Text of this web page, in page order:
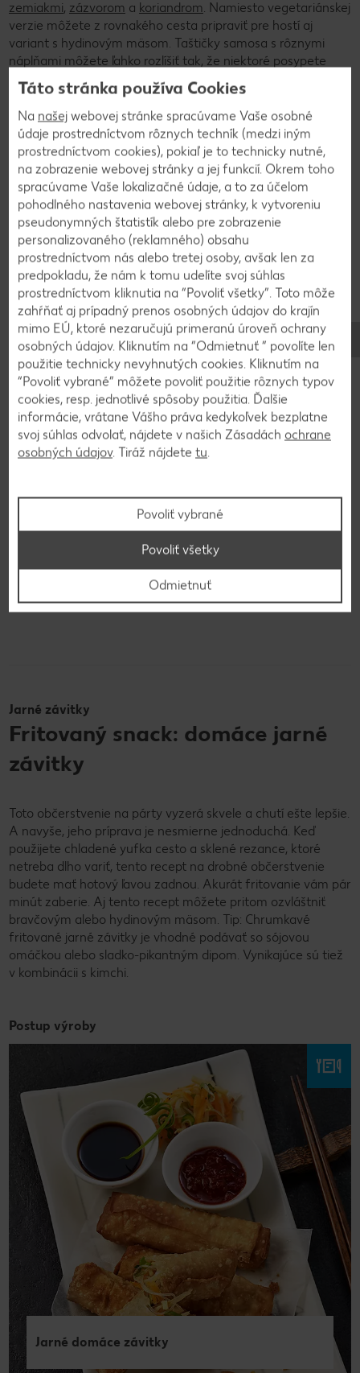
zemiakmi, zázvorom a koriandrom . Namiesto vegetariánskej
verzie môžete z rovnakého cesta pripraviť pre hostí aj
variant s hydinovým mäsom. Taštičky samosa s rôznymi
náplňami môžete ľahko rozlíšiť tak, že niektoré posypete
bielym sezamom a zvyšné čiernym. K taštičkám samosa sa
skvele hodí rýchly dip z jogurtu, mäty a koriandra. Vašej
pozornosti by nemali ujsť ani ovocné čatní, čili omáčky či karí
dip, ktorý chutí skvele skarfiolovými guľôčkami.
Postup výroby
Samosy s vegetariánskou náplňou
Zobraziť recept
Jarné závitky
Fritovaný snack: domáce jarné
závitky
Toto občerstvenie na párty vyzerá skvele a chutí ešte lepšie.
A navyše, jeho príprava je nesmierne jednoduchá. Keď
použijete chladené yufka cesto a sklené rezance, ktoré
netreba dlho variť, tento recept na drobné občerstvenie
budete mať hotový ľavou zadnou. Akurát fritovanie vám pár
minút zaberie. Aj tento recept môžete pritom ozvláštniť
bravčovým alebo hydinovým mäsom. Tip: Chrumkavé
fritované jarné závitky je vhodné podávať so sójovou
omáčkou alebo sladko-pikantným dipom. Vynikajúce sú tiež
v kombinácii s kimchi.
Postup výroby
Jarné domáce závitky
Táto stránka používa Cookies
Na našej webovej stránke spracúvame Vaše osobné
údaje prostredníctvom rôznych techník (medzi iným
prostredníctvom cookies), pokiaľ je to technicky nutné,
na zobrazenie webovej stránky a jej funkcií. Okrem toho
spracúvame Vaše lokalizačné údaje, a to za účelom
pohodlného nastavenia webovej stránky, k vytvoreniu
pseudonymných štatistík alebo pre zobrazenie
personalizovaného (reklamného) obsahu
prostredníctvom nás alebo tretej osoby, avšak len za
predpokladu, že nám k tomu udelíte svoj súhlas
prostredníctvom kliknutia na “Povoliť všetky”. Toto môže
zahŕňať aj prípadný prenos osobných údajov do krajín
mimo EÚ, ktoré nezaručujú primeranú úroveň ochrany
osobných údajov. Kliknutím na “Odmietnuť ” povolíte len
použitie technicky nevyhnutých cookies. Kliknutím na
“Povoliť vybrané” môžete povoliť použitie rôznych typov
cookies, resp. jednotlivé spôsoby použitia. Ďalšie
informácie, vrátane Vášho práva kedykoľvek bezplatne
svoj súhlas odvolať, nájdete v našich Zásadách ochrane
osobných údajov. Tiráž nájdete tu.
Povoliť vybrané
Odmietnuť
Povoliť všetky